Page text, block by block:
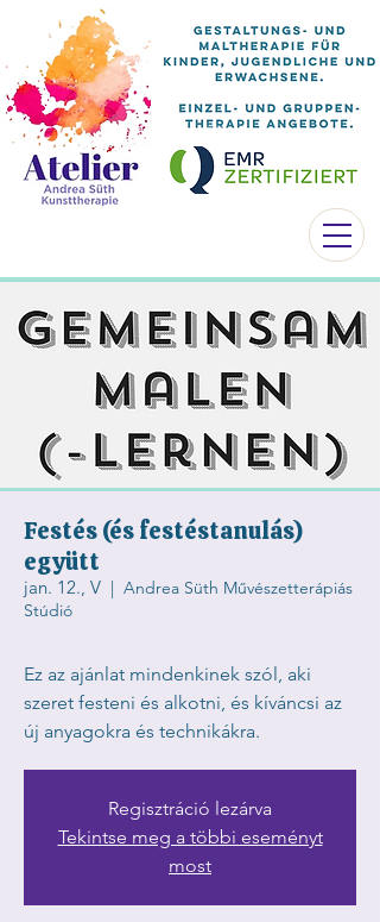
Festés (és festéstanulás)
együtt
jan. 12., V
  |
Andrea Süth Művészetterápiás
Stúdió
Ez az ajánlat mindenkinek szól, aki
szeret festeni és alkotni, és kíváncsi az
új anyagokra és technikákra.
Regisztráció lezárva
Tekintse meg a többi eseményt
most